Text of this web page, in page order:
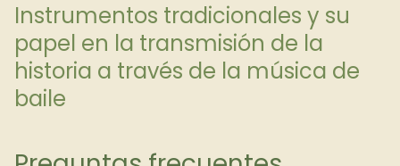
Instrumentos tradicionales y su
papel en la transmisión de la
historia a través de la música de
baile